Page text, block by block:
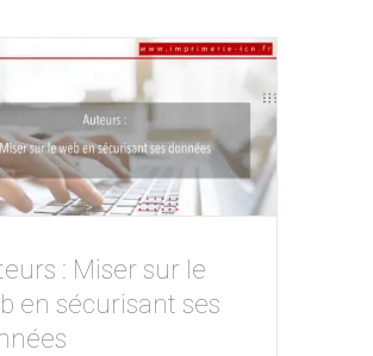
: Miser sur le web
sécurisant ses données
: Miser sur le
en sécurisant ses